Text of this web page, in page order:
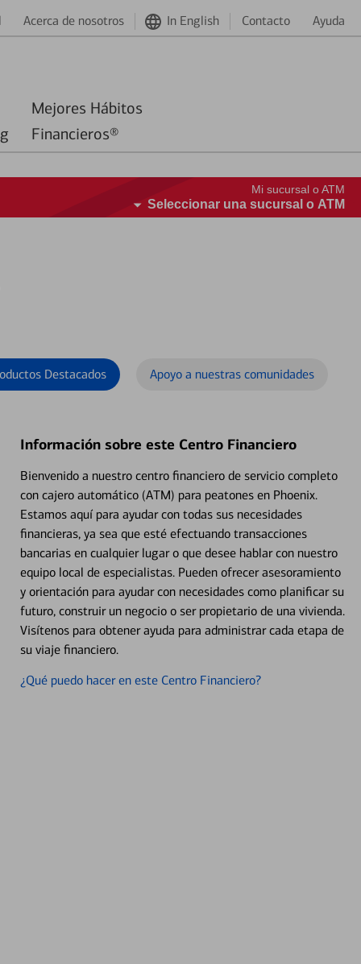
Acerca de nosotros In English Contacto Ayuda
Mejores Hábitos
Financieros®
Mi sucursal o ATM
Seleccionar una sucursal o ATM
Destacados Apoyo a nuestras comunidades
Información sobre este Centro Financiero
Bienvenido a nuestro centro financiero de servicio completo
con cajero automático (ATM) para peatones en Phoenix.
Estamos aquí para ayudar con todas sus necesidades
financieras, ya sea que esté efectuando transacciones
bancarias en cualquier lugar o que desee hablar con nuestro
equipo local de especialistas. Pueden ofrecer asesoramiento
y orientación para ayudar con necesidades como planificar su
futuro, construir un negocio o ser propietario de una vivienda.
Visítenos para obtener ayuda para administrar cada etapa de
su viaje financiero.
¿Qué puedo hacer en este Centro Financiero?